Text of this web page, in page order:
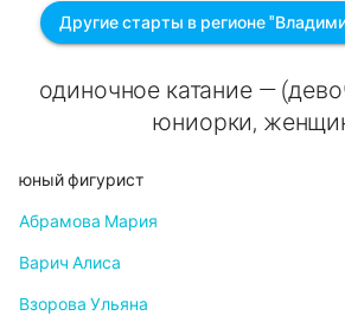
Другие старты в регионе
одиночное катание —
юниорки,
юный фигурист
Абрамова Мария
Варич Алиса
Взорова Ульяна